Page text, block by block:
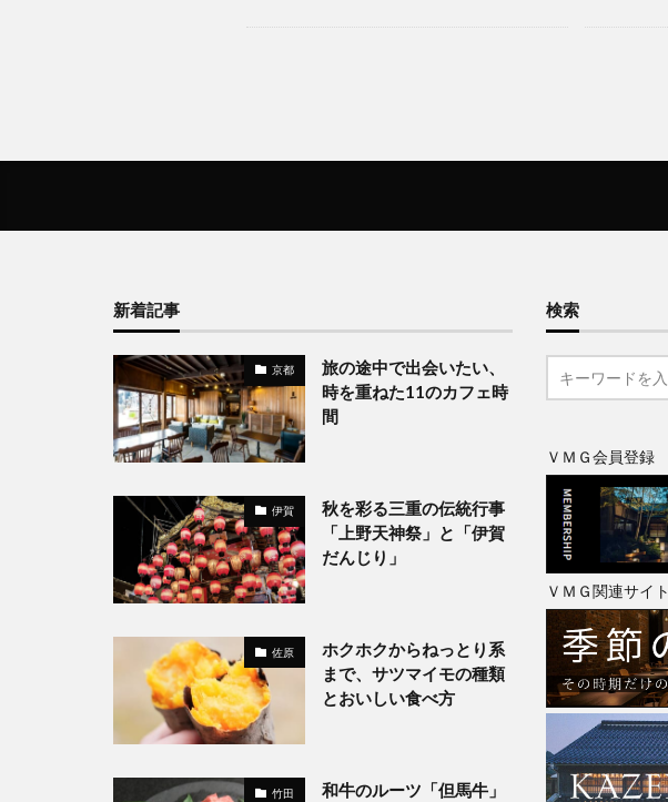
新着記事
京都
旅の途中で出会いたい、
時を重ねた11のカフェ時
間
伊賀
秋を彩る三重の伝統行事
「上野天神祭」と「伊賀
だんじり」
佐原
ホクホクからねっとり系
まで、サツマイモの種類
とおいしい食べ方
竹田
和牛のルーツ「但馬牛」
検索
ＶＭＧ会員登録
ＶＭＧ関連サイト